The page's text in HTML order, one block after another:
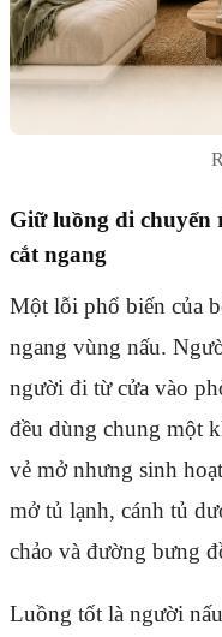
Giữ luồng di chuyển
cắt ngang
Một lỗi phổ biến của
ngang vùng nấu.
người đi từ cửa vào
đều dùng chung một
vẻ mở nhưng sinh
mở tủ lạnh, cánh tủ
chảo và đường bưng
Luồng tốt là người